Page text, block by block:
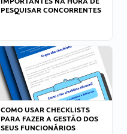
PESQUISAR CONCORRENTES
COMO USAR CHECKLISTS
PARA FAZER A GESTÃO DOS
SEUS FUNCIONÁRIOS